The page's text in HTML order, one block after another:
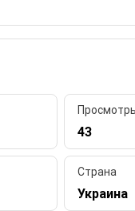
43
Страна
Украина